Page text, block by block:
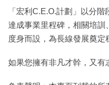
「宏利C.E.O.計劃」以分
達成事業里程碑，相關培
度身而設，為長線發展奠定
如果您擁有非凡才幹，又有